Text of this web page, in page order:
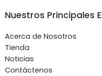
Nuestros Principales
Acerca de Nosotros
Tienda
Noticias
Contáctenos